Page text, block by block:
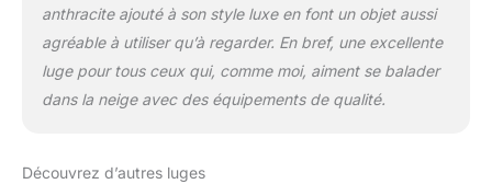
anthracite ajouté à son style luxe en font un objet aussi
agréable à utiliser qu’à regarder. En bref, une excellente
luge pour tous ceux qui, comme moi, aiment se balader
dans la neige avec des équipements de qualité.
Découvrez d’autres luges